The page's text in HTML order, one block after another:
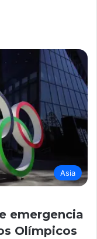
Asia
emergencia
Olímpicos